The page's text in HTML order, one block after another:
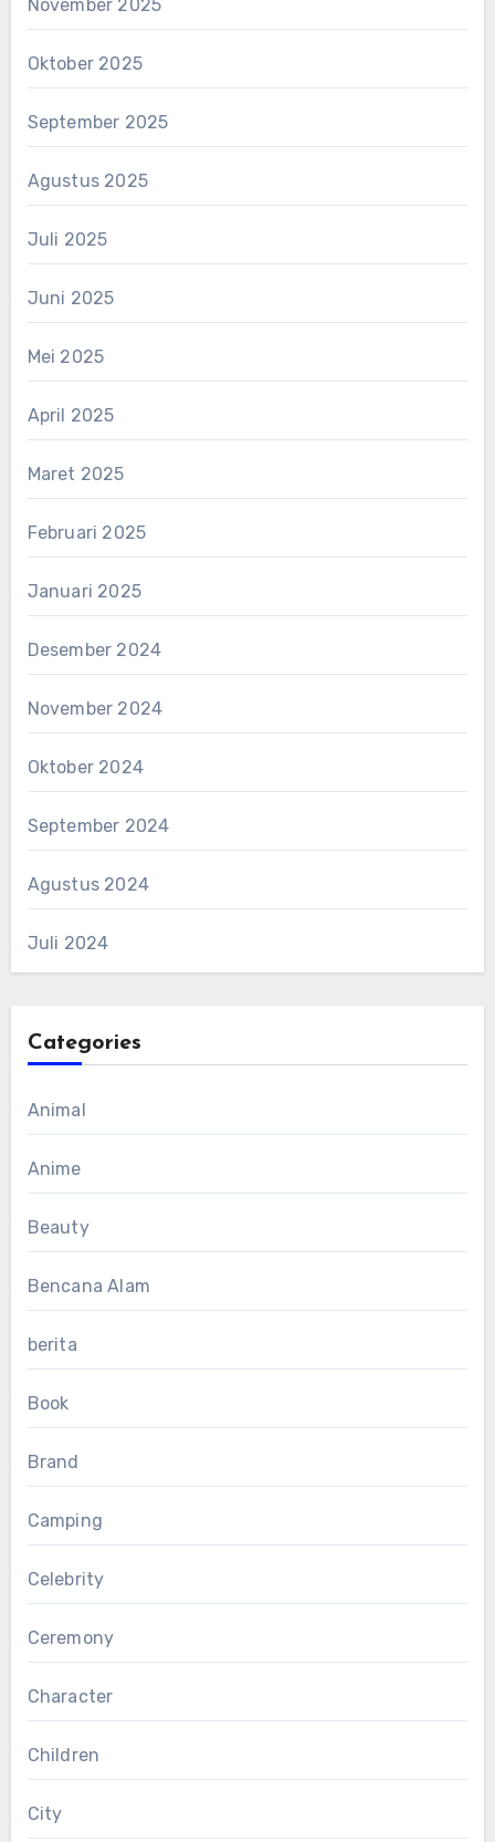
November 2025
Oktober 2025
September 2025
Agustus 2025
Juli 2025
Juni 2025
Mei 2025
April 2025
Maret 2025
Februari 2025
Januari 2025
Desember 2024
November 2024
Oktober 2024
September 2024
Agustus 2024
Juli 2024
Categories
Animal
Anime
Beauty
Bencana Alam
berita
Book
Brand
Camping
Celebrity
Ceremony
Character
Children
City